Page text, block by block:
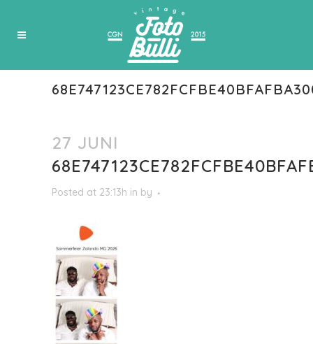
27 JUNI
Posted at 23:13h in by